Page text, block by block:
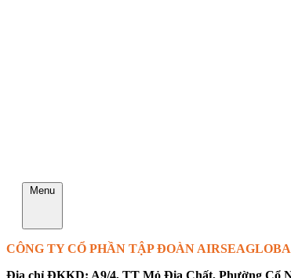
Menu
CÔNG TY CỔ PHẦN TẬP ĐOÀN
Địa chỉ ĐKKD: A9/4, TT Mỏ Địa Chất, Phường Cổ